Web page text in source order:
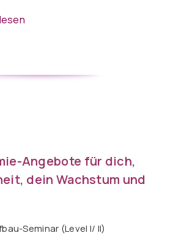
Angebote für dich,
dein Wachstum und
Seminar (Level I/ II)